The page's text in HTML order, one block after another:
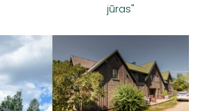
jūras"